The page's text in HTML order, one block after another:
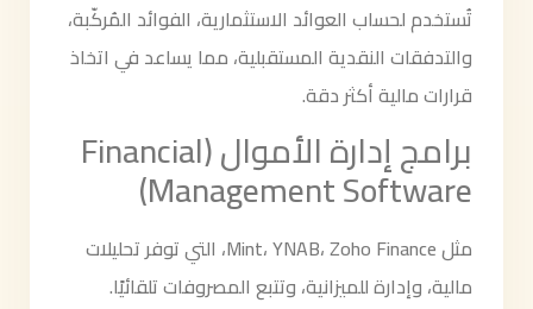
تُستخدم لحساب العوائد الاستثمارية، الفوائد المُركّبة،
والتدفقات النقدية المستقبلية، مما يساعد في اتخاذ
قرارات مالية أكثر دقة.
برامج إدارة الأموال (Financial
Management Software)
مثل Mint، YNAB، Zoho Finance، التي توفر تحليلات
مالية، وإدارة للميزانية، وتتبع المصروفات تلقائيًا.